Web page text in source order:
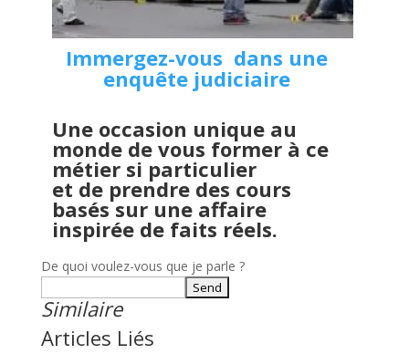
​​Immergez-vous dans une
enquête judiciaire
Une occasion unique au
monde de vous former à ce
métier si particulier
et de prendre des cours
basés sur une affaire
inspirée de faits réels.
De quoi voulez-vous que je parle ?
Similaire
Articles Liés